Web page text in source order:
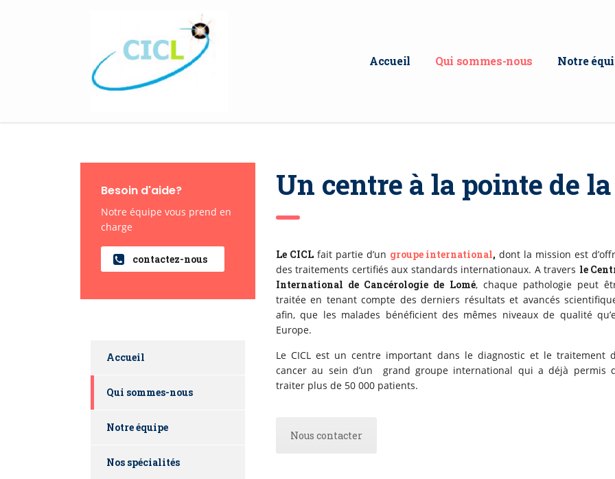
Accueil Qui sommes-nous Notre
Besoin d'aide?
Notre équipe vous prend en
charge
contactez-nous
Accueil
Qui sommes-nous
Notre équipe
Nos spécialités
Un centre à la pointe de
Le CICLfait partie d’un groupe international, dont la mission est
des traitements certifiés aux standards internationaux. A travers le
International de Cancérologie de Lomé, chaque pathologie peut
traitée en tenant compte des derniers résultats et avancés
afin, que les malades bénéficient des mêmes niveaux de qualité
Europe.
Le CICL est un centre important dans le diagnostic et le traitement
cancer au sein d’un grand groupe international qui a déjà permis
traiter plus de 50 000 patients.
Nous contacter